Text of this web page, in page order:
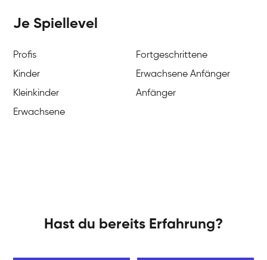
Je Spiellevel
Profis
Fortgeschrittene
Kinder
Erwachsene Anfänger
Kleinkinder
Anfänger
Erwachsene
Hast du bereits Erfahrung?